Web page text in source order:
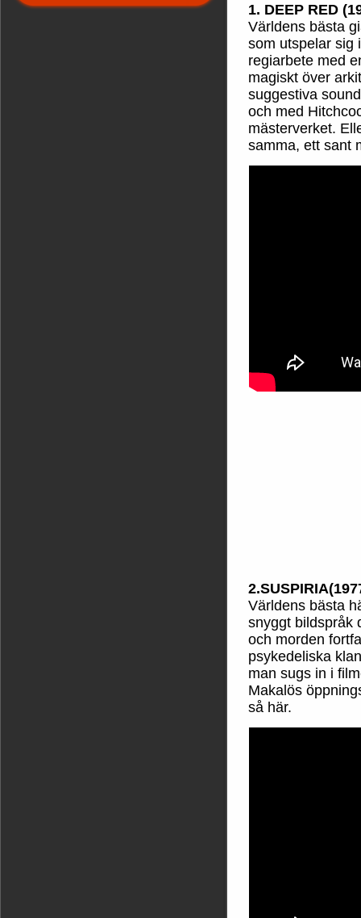
1. DEEP RED
Världens bästa
som utspelar sig
regiarbete med
magiskt över
suggestiva
och med
mästerverket.
samma, ett sant
Världens bästa
snyggt bildspråk
och morden
psykedeliska
man sugs in i
Makalös
så här.